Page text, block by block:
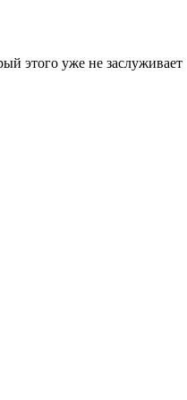
этого уже не заслуживает